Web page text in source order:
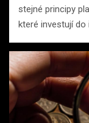
stejné principy
které investují do